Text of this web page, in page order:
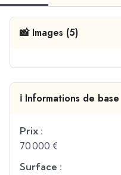
📸 Images (5)
ℹ️ Informations de base
Prix :
70 000 €
Surface :